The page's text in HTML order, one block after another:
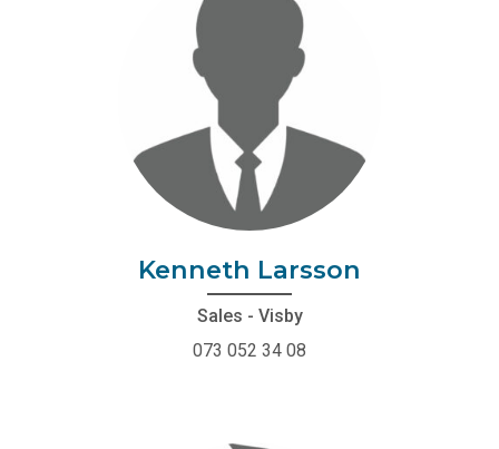
Kenneth Larsson
Sales - Visby
073 052 34 08